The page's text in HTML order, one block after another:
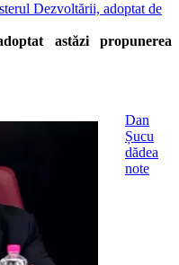
Dezvoltării, adoptat de
astăzi propunerea
Dan
Șucu
dădea
note